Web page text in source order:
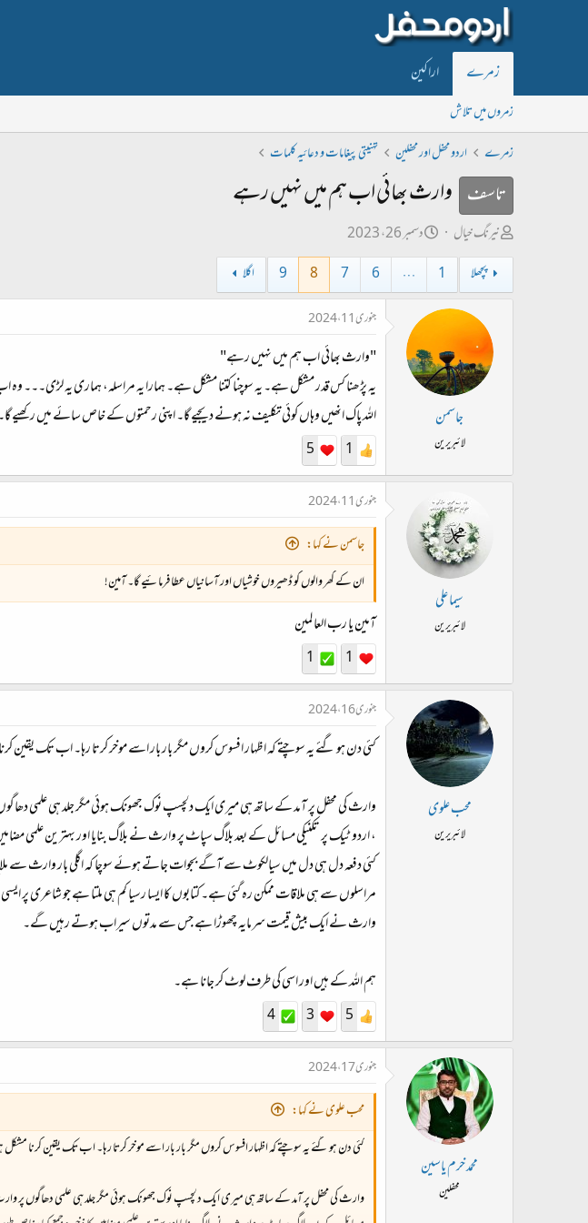
زمرے اراکین
زمروں میں تلاش
زمرے
اردو محفل اور محفلین تہنیتی پیغامات و دعائیہ کلمات
تاسف وارث بھائی اب ہم میں نہیں رہے
ص
ا
نیرنگ خیال
ت
ا
ا
ب
دسمبر 26، 2023
پچھلا
1
…
6
7
8
9 اگلا
جاسمن
لائبریرین
جنوری 11، 2024
"وارث بھائی اب ہم میں نہیں رہے"
یہ پڑھنا کس قدر مشکل ہے۔ یہ سوچنا کتنا مشکل ہے۔ ہمارا یہ مراسلہ، ہماری یہ
اللہ پاک انھیں وہاں کوئی تکلیف نہ ہونے دیجیے گا۔ اپنی رحمتوں کے خاص سائے میں رکھیے
1
5
سیما علی
لائبریرین
جنوری 11، 2024
جاسمن نے کہا:
ان کے گھر والوں کو ڈھیروں خوشیاں اور آسانیاں عطا فرمائیے گا۔ آمین!
آمین یا رب العا لمین
1
1
محب علوی
لائبریرین
جنوری 16، 2024
کئی دن ہو گئے یہ سوچتے کہ اظہار افسوس کروں مگر بار بار اسے موخر کرتا رہا۔ اب تک
وارث کی محفل پر آمد کے ساتھ ہی میری ایک دلچسپ نوک جھونک ہوئی مگر جلد ہی علمی دھاگوں
، اردو ٹیک پر تکنیکی مسائل کے بعد بلاگ سپاٹ پر وارث نے بلاگ بنایا اور بہترین علمی
کئی دفعہ دل ہی دل میں سیالکوٹ سے آگے بجوات جاتے ہوئے سوچا کہ اگلی بار وارث سے
مراسلوں سے ہی ملاقات ممکن رہ گئی ہے۔ کتابوں کا ایسا رسیا کم ہی ملتا ہے جو شاعری پر
وارث نے ایک بیش قیمت سرمایہ چھوڑا ہے جس سے مدتوں سیراب ہوتے رہیں گے۔
ہم اللہ کے ہیں اور اسی کی طرف لوٹ کر جانا ہے۔
5
3
4
محمد خرم یاسین
محفلین
جنوری 17، 2024
محب علوی نے کہا:
کئی دن ہو گئے یہ سوچتے کہ اظہار افسوس کروں مگر بار بار اسے موخر کرتا رہا۔ اب تک یقین
وارث کی محفل پر آمد کے ساتھ ہی میری ایک دلچسپ نوک جھونک ہوئی مگر جلد ہی علمی دھاگوں پر وارث